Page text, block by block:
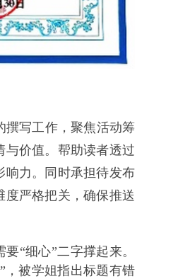
撰写工作，聚焦活动筹
价值。 帮助读者透过
响力。同时承担待发布
严格把关，确保推送
“细心”二字撑起来。
，被学姐指出标题有错